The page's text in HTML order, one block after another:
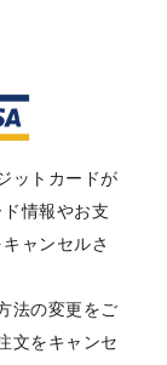
ットカードが
情報やお支
ャンセルさ
法の変更をご
文をキャンセ